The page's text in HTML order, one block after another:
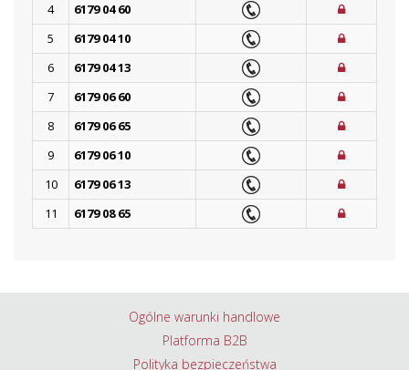
4
6179 04 60
5
6179 04 10
6
6179 04 13
7
6179 06 60
8
6179 06 65
9
6179 06 10
10
6179 06 13
11
6179 08 65
Ogólne warunki handlowe
Platforma B2B
Polityka bezpieczeństwa